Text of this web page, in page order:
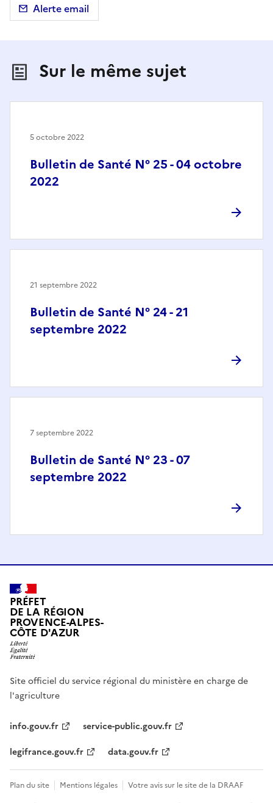
Alerte email
Sur le même sujet
Bulletin de Santé N° 25 - 04 octobre
2022
5 octobre 2022
Bulletin de Santé N° 24 - 21
septembre 2022
21 septembre 2022
Bulletin de Santé N° 23 - 07
septembre 2022
7 septembre 2022
PRÉFET
DE LA RÉGION
PROVENCE-ALPES-
CÔTE D'AZUR
Site officiel du service régional du ministère en charge de
l'agriculture
info.gouv.fr
service-public.gouv.fr
legifrance.gouv.fr
data.gouv.fr
Plan du site Mentions légales
Votre avis sur le site de la DRAAF